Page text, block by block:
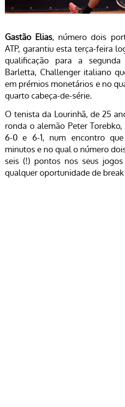
Gastão Elias, número dois
ATP, garantiu esta terça-feira
qualificação para a
Barletta, Challenger italiano
em prémios monetários e no
quarto cabeça-de-série.
O tenista da Lourinhã, de 25
ronda o alemão Peter Torebko,
6-0 e 6-1, num encontro
minutos e no qual o número
seis (!) pontos nos seus
qualquer oportunidade de